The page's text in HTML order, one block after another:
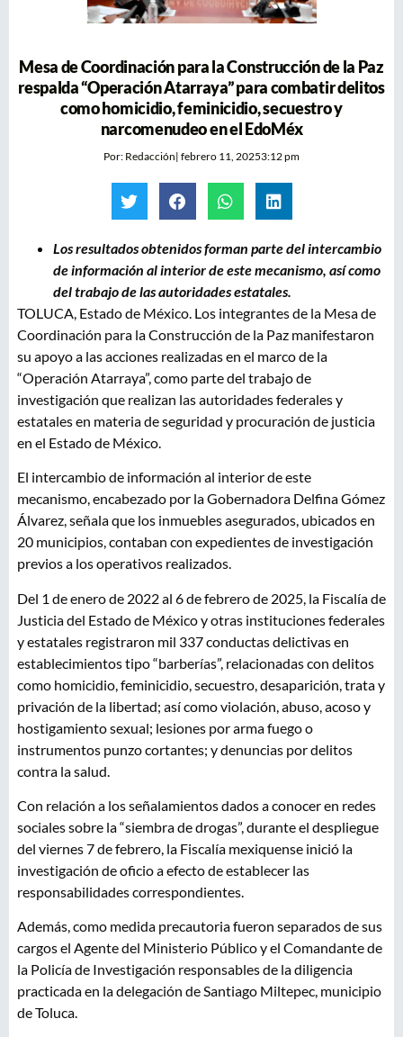
Mesa de Coordinación para la Construcción de la Paz
respalda “Operación Atarraya” para combatir delitos
como homicidio, feminicidio, secuestro y
narcomenudeo en el EdoMéx
Por: Redacción| febrero 11, 20253:12 pm
Los resultados obtenidos forman parte del intercambio
de información al interior de este mecanismo, así como
del trabajo de las autoridades estatales.
TOLUCA, Estado de México. Los integrantes de la Mesa de
Coordinación para la Construcción de la Paz manifestaron
su apoyo a las acciones realizadas en el marco de la
“Operación Atarraya”, como parte del trabajo de
investigación que realizan las autoridades federales y
estatales en materia de seguridad y procuración de justicia
en el Estado de México.
El intercambio de información al interior de este
mecanismo, encabezado por la Gobernadora Delfina Gómez
Álvarez, señala que los inmuebles asegurados, ubicados en
20 municipios, contaban con expedientes de investigación
previos a los operativos realizados.
Del 1 de enero de 2022 al 6 de febrero de 2025, la Fiscalía de
Justicia del Estado de México y otras instituciones federales
y estatales registraron mil 337 conductas delictivas en
establecimientos tipo “barberías”, relacionadas con delitos
como homicidio, feminicidio, secuestro, desaparición, trata y
privación de la libertad; así como violación, abuso, acoso y
hostigamiento sexual; lesiones por arma fuego o
instrumentos punzo cortantes; y denuncias por delitos
contra la salud.
Con relación a los señalamientos dados a conocer en redes
sociales sobre la “siembra de drogas”, durante el despliegue
del viernes 7 de febrero, la Fiscalía mexiquense inició la
investigación de oficio a efecto de establecer las
responsabilidades correspondientes.
Además, como medida precautoria fueron separados de sus
cargos el Agente del Ministerio Público y el Comandante de
la Policía de Investigación responsables de la diligencia
practicada en la delegación de Santiago Miltepec, municipio
de Toluca.